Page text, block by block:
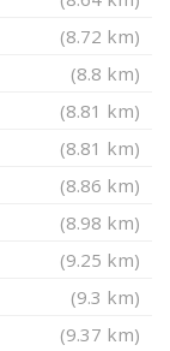
(8.72 km)
(8.8 km)
(8.81 km)
(8.81 km)
(8.86 km)
(8.98 km)
(9.25 km)
(9.3 km)
(9.37 km)